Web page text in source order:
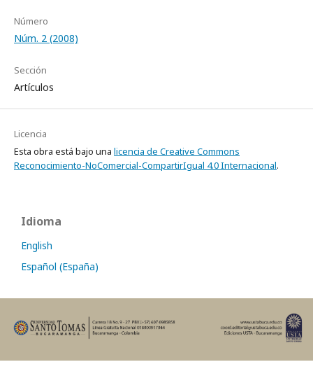
Número
Núm. 2 (2008)
Sección
Artículos
Licencia
Esta obra está bajo una licencia de Creative Commons
Reconocimiento-NoComercial-CompartirIgual 4.0 Internacional.
Idioma
English
Español (España)